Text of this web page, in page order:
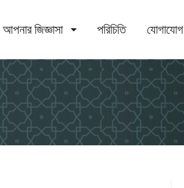
আপনার জিজ্ঞাসা পরিচিতি যোগাযোগ